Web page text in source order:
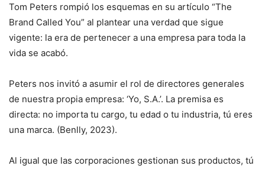
Tom Peters rompió los esquemas en su artículo “The
Brand Called You” al plantear una verdad que sigue
vigente: la era de pertenecer a una empresa para toda la
vida se acabó.
Peters nos invitó a asumir el rol de directores generales
de nuestra propia empresa: ‘Yo, S.A.’. La premisa es
directa: no importa tu cargo, tu edad o tu industria, tú eres
una marca. (Benlly, 2023).
Al igual que las corporaciones gestionan sus productos, tú